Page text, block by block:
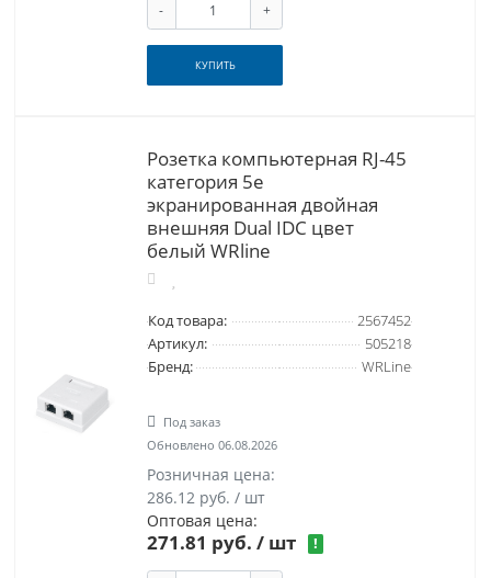
- +
КУПИТЬ
Розетка компьютерная RJ-45
категория 5e
экранированная двойная
внешняя Dual IDC цвет
белый WRline
Код товара:
2567452
Артикул:
505218
Бренд:
WRLine
Под заказ
Обновлено 06.08.2026
Розничная цена:
286.12 руб. / шт
Оптовая цена:
271.81 руб. / шт !